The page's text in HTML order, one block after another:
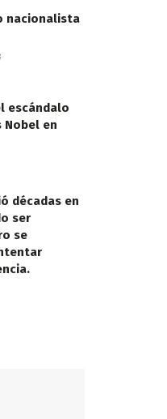
nacionalista
escándalo
Nobel en
décadas en
ser
se